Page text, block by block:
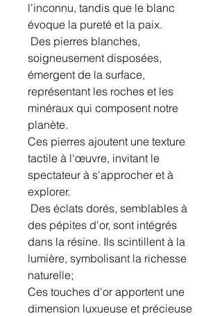
l'inconnu, tandis que le blanc
évoque la pureté et la paix.
Des pierres blanches,
soigneusement disposées,
émergent de la surface,
représentant les roches et les
minéraux qui composent notre
planète.
Ces pierres ajoutent une texture
tactile à l'œuvre, invitant le
spectateur à s'approcher et à
explorer.
Des éclats dorés, semblables à
des pépites d'or, sont intégrés
dans la résine. Ils scintillent à la
lumière, symbolisant la richesse
naturelle;
Ces touches d'or apportent une
dimension luxueuse et précieuse